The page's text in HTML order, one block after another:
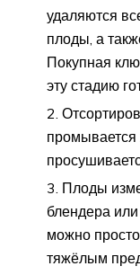
удаляются
плоды, а
Покупная
эту стадию
промывается
Плоды
блендера
можно
тяжёлым